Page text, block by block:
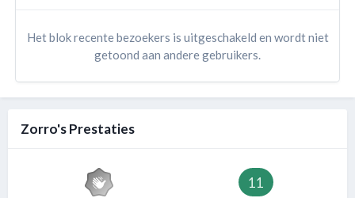
Het blok recente bezoekers is uitgeschakeld en wordt niet
getoond aan andere gebruikers.
Zorro's Prestaties
11